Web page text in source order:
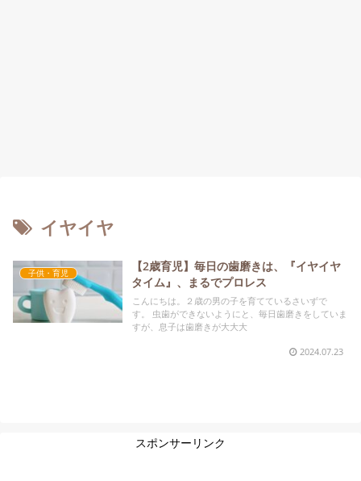
イヤイヤ
子供・育児
【2歳育児】毎日の歯磨きは、『イヤイヤ
タイム』、まるでプロレス
こんにちは。２歳の男の子を育てているさいずで
す。 虫歯ができないようにと、毎日歯磨きをしていま
すが、息子は歯磨きが大大大
2024.07.23
スポンサーリンク